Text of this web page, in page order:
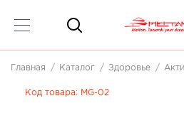
Главная Каталог Здоровье
Код товара: MG-02